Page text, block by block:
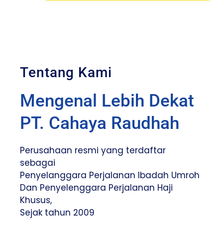
Tentang Kami
Mengenal Lebih Dekat
PT. Cahaya Raudhah
Perusahaan resmi yang terdaftar
sebagai
Penyelanggara Perjalanan Ibadah Umroh
Dan Penyelenggara Perjalanan Haji
Khusus,
Sejak tahun 2009